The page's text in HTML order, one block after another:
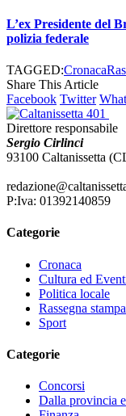
L’ex Presidente del
polizia federale
TAGGED:Cronaca
Share This Article
Facebook Twitter
Direttore responsabile
Sergio Cirlinci
93100 Caltanissetta
P:Iva: 01392140859
Categorie
Cronaca
Cultura ed
Politica locale
Rassegna stampa
Sport
Categorie
Concorsi
Dalla provincia